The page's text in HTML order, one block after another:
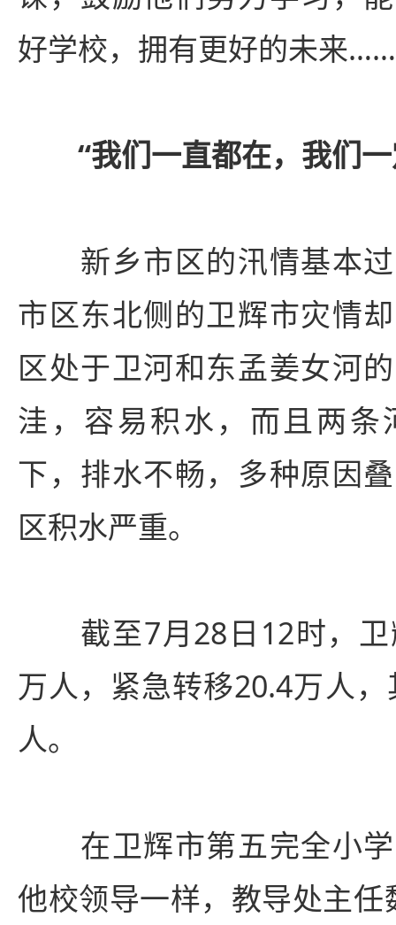
好学校，拥有更好的未来
“我们一直都在，我们
新乡市区的汛情基本过
市区东北侧的卫辉市灾情
区处于卫河和东孟姜女河
洼，容易积水，而且两条
下，排水不畅，多种原因
区积水严重。
截至7月28日12时，卫
万人，紧急转移20.4万人
人。
在卫辉市第五完全小学
他校领导一样，教导处主